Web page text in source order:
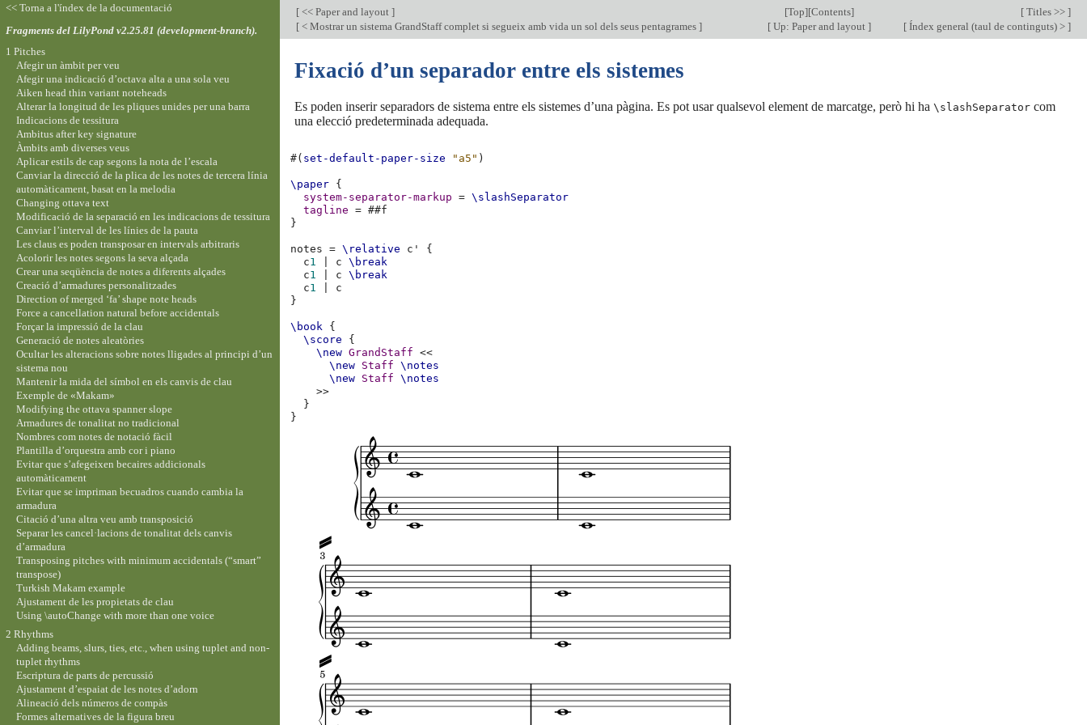
[ << Paper and layout ] [Top][Contents] [ Titles >> ]
[ < Mostrar un sistema GrandStaff complet si segueix amb vida un sol dels seus pentagrames ] [Up: Paper and layout ] [ Índex general (taul de continguts) > ]
Fixació d’un separador entre els sistemes
Es poden inserir separadors de sistema entre els sistemes d’una pàgina. Es pot usar qualsevol element de marcatge, però hi ha \slashSeparator com
una elecció predeterminada adequada.
#( set-default-paper-size "a5" )
\paper {
system-separator-markup
= \slashSeparator
tagline
= ##f
}
notes = \relative c'
{
c1 c
\break
c1 c
\break
c1
c
}
\book {
\score
{
\new GrandStaff
<<
\new Staff
\notes
\new Staff
\notes
>>
}
}
<< Torna a l'índex de la documentació
Fragments del LilyPond v2.25.81 (development-branch).
1 Pitches
Afegir un àmbit per veu
Afegir una indicació d’octava alta a una sola veu
Aiken head thin variant noteheads
Alterar la longitud de les pliques unides per una barra
Indicacions de tessitura
Ambitus after key signature
Àmbits amb diverses veus
Aplicar estils de cap segons la nota de l’escala
Canviar la direcció de la plica de les notes de tercera línia
automàticament, basat en la melodia
Changing ottava text
Modificació de la separació en les indicacions de tessitura
Canviar l’interval de les línies de la pauta
Les claus es poden transposar en intervals arbitraris
Acolorir les notes segons la seva alçada
Crear una seqüència de notes a diferents alçades
Creació d’armadures personalitzades
Direction of merged ‘fa’ shape note heads
Force a cancellation natural before accidentals
Forçar la impressió de la clau
Generació de notes aleatòries
Ocultar les alteracions sobre notes lligades al principi d’un
sistema nou
Mantenir la mida del símbol en els canvis de clau
Exemple de «Makam»
Modifying the ottava spanner slope
Armadures de tonalitat no tradicional
Nombres com notes de notació fàcil
Plantilla d’orquestra amb cor i piano
Evitar que s’afegeixen becaires addicionals
automàticament
Evitar que se impriman becuadros cuando cambia la
armadura
Citació d’una altra veu amb transposició
Separar les cancel·lacions de tonalitat dels canvis
d’armadura
Transposing pitches with minimum accidentals (“smart”
transpose)
Turkish Makam example
Ajustament de les propietats de clau
Using \autoChange with more than one voice
2 Rhythms
Adding beams, slurs, ties, etc., when using tuplet and non-
tuplet rhythms
Escriptura de parts de percussió
Ajustament d’espaiat de les notes d’adorn
Alineació dels números de compàs
Formes alternatives de la figura breu